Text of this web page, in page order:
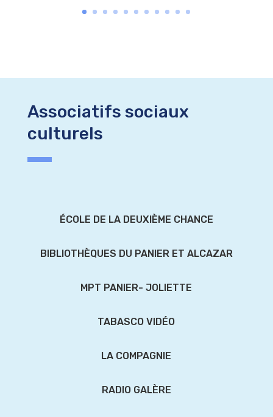
Associatifs sociaux
culturels
ÉCOLE DE LA DEUXIÈME CHANCE
BIBLIOTHÈQUES DU PANIER ET ALCAZAR
MPT PANIER- JOLIETTE
TABASCO VIDÉO
LA COMPAGNIE
RADIO GALÈRE